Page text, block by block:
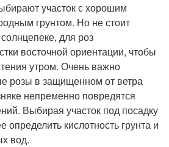
участок с хорошим
грунтом. Но не стоит
для роз
восточной ориентации, чтобы
утром. Очень важно
розы в защищенном от ветра
непременно повредятся
Выбирая участок под посадку
определить кислотность грунта и
вод.